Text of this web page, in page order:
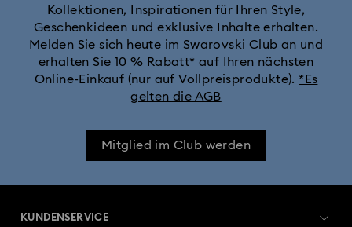
Kollektionen, Inspirationen für Ihren Style,
Geschenkideen und exklusive Inhalte erhalten.
Melden Sie sich heute im Swarovski Club an und
erhalten Sie 10 % Rabatt* auf Ihren nächsten
Online-Einkauf (nur auf Vollpreisprodukte). *Es
gelten die AGB
Mitglied im Club werden
KUNDENSERVICE